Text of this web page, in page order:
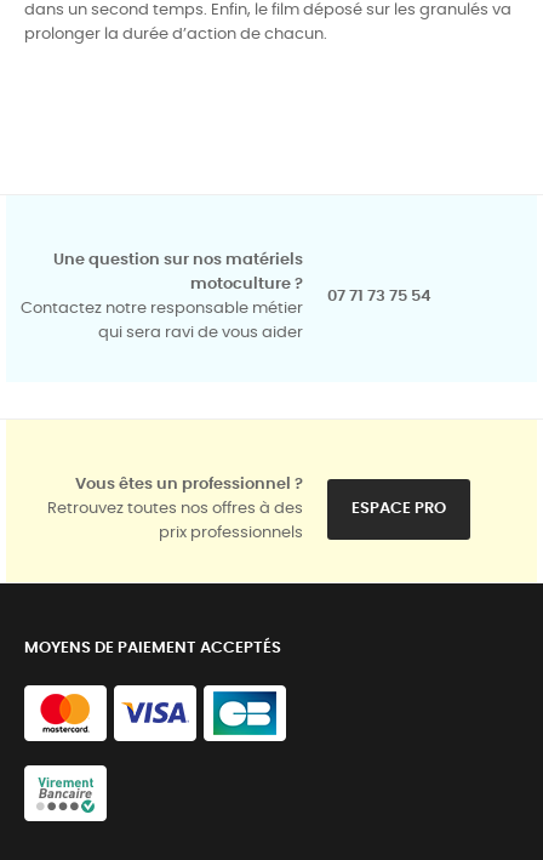
dans un second temps. Enfin, le film déposé sur les granulés va
prolonger la durée d’action de chacun.
Une question sur nos matériels
motoculture ?
Contactez notre responsable métier
qui sera ravi de vous aider
07 71 73 75 54
Vous êtes un professionnel ?
Retrouvez toutes nos offres à des
prix professionnels
ESPACE PRO
MOYENS DE PAIEMENT ACCEPTÉS